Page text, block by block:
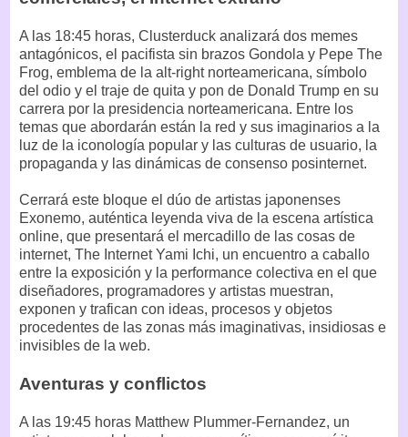
A las 18:45 horas, Clusterduck analizará dos memes
antagónicos, el pacifista sin brazos Gondola y Pepe The
Frog, emblema de la alt-right norteamericana, símbolo
del odio y el traje de quita y pon de Donald Trump en su
carrera por la presidencia norteamericana. Entre los
temas que abordarán están la red y sus imaginarios a la
luz de la iconología popular y las culturas de usuario, la
propaganda y las dinámicas de consenso posinternet.
Cerrará este bloque el dúo de artistas japonenses
Exonemo, auténtica leyenda viva de la escena artística
online, que presentará el mercadillo de las cosas de
internet, The Internet Yami Ichi, un encuentro a caballo
entre la exposición y la performance colectiva en el que
diseñadores, programadores y artistas muestran,
exponen y trafican con ideas, procesos y objetos
procedentes de las zonas más imaginativas, insidiosas e
invisibles de la web.
Aventuras y conflictos
A las 19:45 horas Matthew Plummer-Fernandez, un